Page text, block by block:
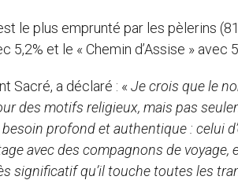
le plus emprunté par les pèlerins
et le « Chemin d’Assise » avec
Sacré, a déclaré : « Je crois que le
des motifs religieux, mais pas
profond et authentique : celui
avec des compagnons de
significatif qu’il touche toutes les